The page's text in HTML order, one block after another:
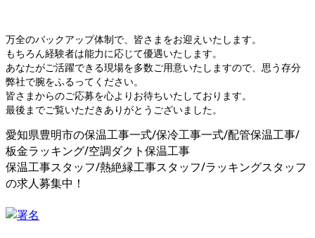
万全のバックアップ体制で、皆さまをお迎えいたします。
もちろん経験者は能力に応じて優遇いたします。
あなたがご活躍できる現場を多数ご用意いたしますので、思う存分
弊社で腕をふるってください。
皆さまからのご応募を心よりお待ちいたしております。
最後までご覧いただきありがとうございました。
愛知県豊明市の保温工事一式/保冷工事一式/配管保温工事/
板金ラッキング/空調ダクト保温工事
保温工事スタッフ/熱絶縁工事スタッフ/ラッキングスタッフ
の求人募集中！